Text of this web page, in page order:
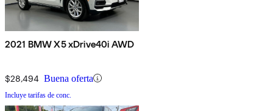
2021 BMW X5 xDrive40i AWD
$28,494 Buena oferta
Incluye tarifas de conc.